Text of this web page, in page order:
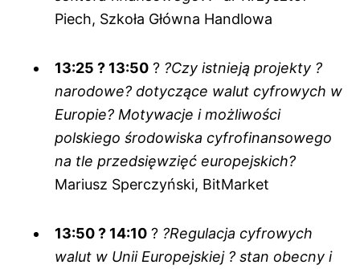
Piech, Szkoła Główna Handlowa
13:25 ? 13:50 ? ?Czy istnieją projekty ?
narodowe? dotyczące walut cyfrowych w
Europie? Motywacje i możliwości
polskiego środowiska cyfrofinansowego
na tle przedsięwzięć europejskich?
Mariusz Sperczyński, BitMarket
13:50 ? 14:10 ? ?Regulacja cyfrowych
walut w Unii Europejskiej ? stan obecny i